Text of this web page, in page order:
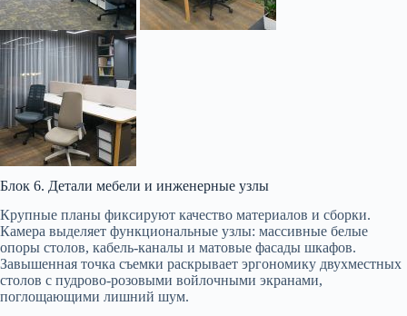
Блок 6. Детали мебели и инженерные узлы
Крупные планы фиксируют качество материалов и сборки.
Камера выделяет функциональные узлы: массивные белые
опоры столов, кабель-каналы и матовые фасады шкафов.
Завышенная точка съемки раскрывает эргономику двухместных
столов с пудрово-розовыми войлочными экранами,
поглощающими лишний шум.